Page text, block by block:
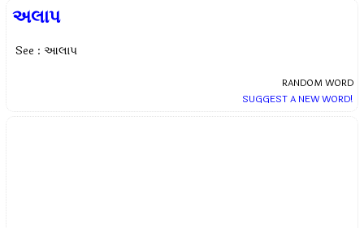
અલાપ
See : આલાપ
RANDOM WORD
SUGGEST A NEW WORD!